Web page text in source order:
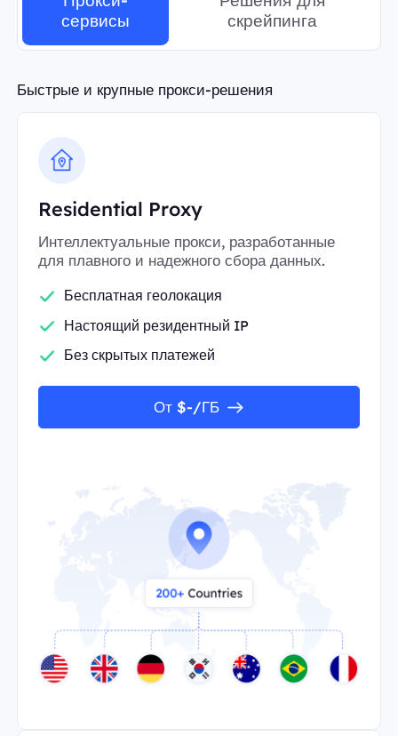
сервисы
скрейпинга
Быстрые и крупные прокси-решения
Residential Proxy
Интеллектуальные прокси, разработанные
для плавного и надежного сбора данных.
Бесплатная геолокация
Настоящий резидентный IP
Без скрытых платежей
От $-/ГБ